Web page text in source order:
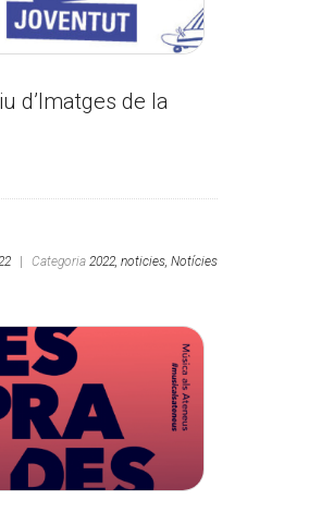
d’Imatges de la
Categoria 2022, noticies, Notícies